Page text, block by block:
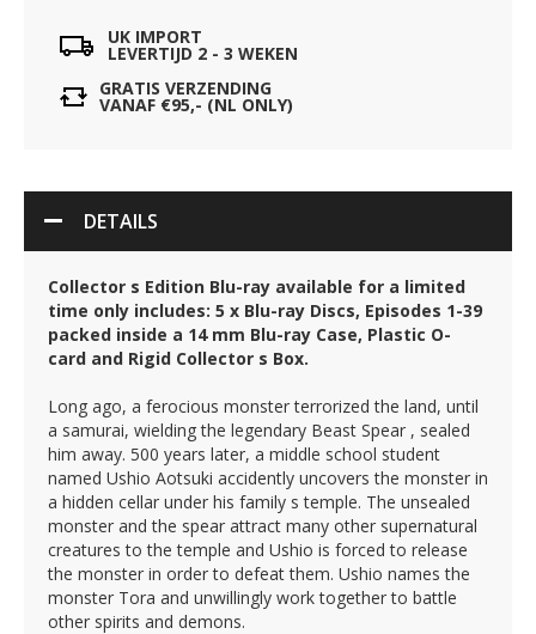
UK IMPORT
LEVERTIJD 2 - 3 WEKEN
GRATIS VERZENDING
VANAF €95,- (NL ONLY)
DETAILS
Collector s Edition Blu-ray available for a limited
time only includes: 5 x Blu-ray Discs, Episodes 1-39
packed inside a 14 mm Blu-ray Case, Plastic O-
card and Rigid Collector s Box.
Long ago, a ferocious monster terrorized the land, until
a samurai, wielding the legendary Beast Spear , sealed
him away. 500 years later, a middle school student
named Ushio Aotsuki accidently uncovers the monster in
a hidden cellar under his family s temple. The unsealed
monster and the spear attract many other supernatural
creatures to the temple and Ushio is forced to release
the monster in order to defeat them. Ushio names the
monster Tora and unwillingly work together to battle
other spirits and demons.